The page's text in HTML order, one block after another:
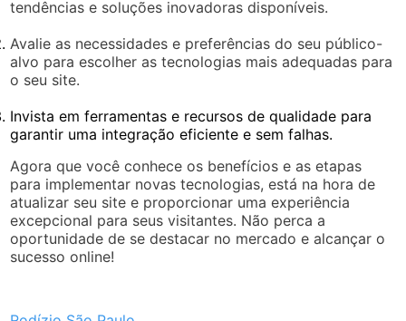
tendências e soluções inovadoras disponíveis.
Avalie as necessidades e preferências do seu público-
alvo para escolher as tecnologias mais adequadas para
o seu site.
Invista em ferramentas e recursos de qualidade para
garantir uma integração eficiente e sem falhas.
Agora que você conhece os benefícios e as etapas
para implementar novas tecnologias, está na hora de
atualizar seu site e proporcionar uma experiência
excepcional para seus visitantes. Não perca a
oportunidade de se destacar no mercado e alcançar o
sucesso online!